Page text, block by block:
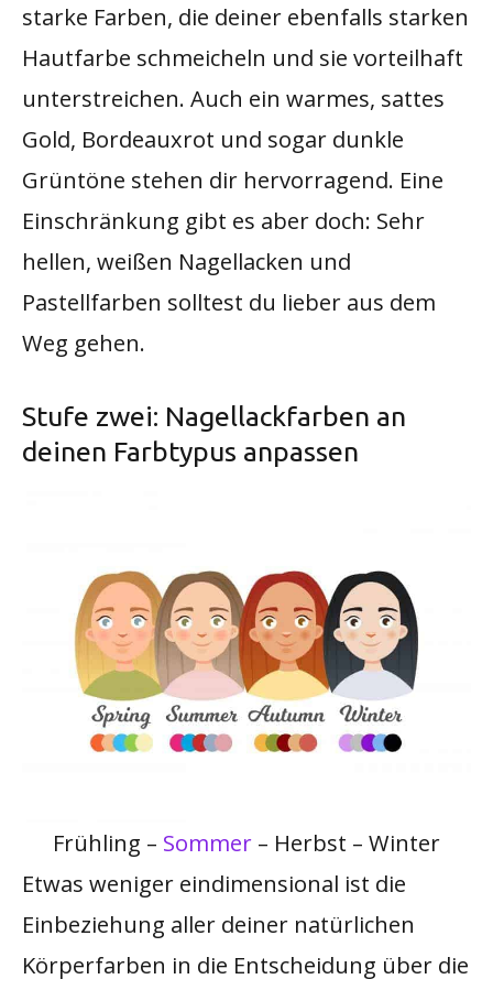
starke Farben, die deiner ebenfalls starken
Hautfarbe schmeicheln und sie vorteilhaft
unterstreichen. Auch ein warmes, sattes
Gold, Bordeauxrot und sogar dunkle
Grüntöne stehen dir hervorragend. Eine
Einschränkung gibt es aber doch: Sehr
hellen, weißen Nagellacken und
Pastellfarben solltest du lieber aus dem
Weg gehen.
Stufe zwei: Nagellackfarben an
deinen Farbtypus anpassen
Frühling – Sommer – Herbst – Winter
Etwas weniger eindimensional ist die
Einbeziehung aller deiner natürlichen
Körperfarben in die Entscheidung über die